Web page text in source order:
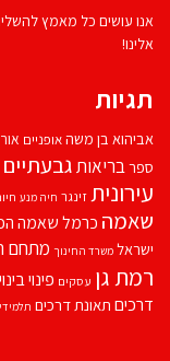
אנו עושים כל מאמץ
אלינו!
תגיות
אביהוא בן משהאופניים
ספרבריאותגבעתיים
עירוניתזינגר חיה מנע
שאמה כרמל שאמה
ישראל משרד החינוך מתחם
רמת גן עסקים פינוי בינוי
דרכים תאונת דרכים